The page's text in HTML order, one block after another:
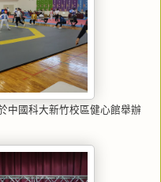
中國科大新竹校區健心館舉辦